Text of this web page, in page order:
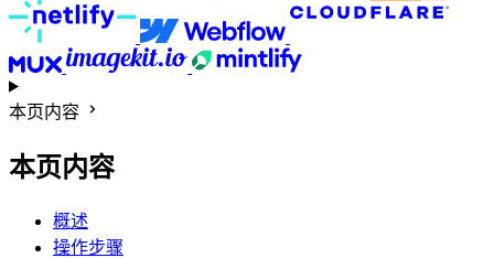
本页内容
本页内容
概述
操作步骤